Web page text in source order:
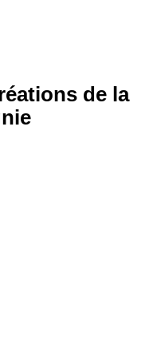
de la